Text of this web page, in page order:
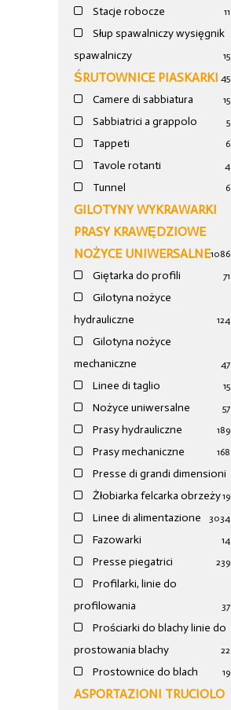
Stacje robocze 11
Słup spawalniczy wysięgnik
spawalniczy
15
ŚRUTOWNICE PIASKARKI 45
Camere di sabbiatura 15
Sabbiatrici a grappolo 5
Tappeti 6
Tavole rotanti 4
Tunnel 6
GILOTYNY WYKRAWARKI
PRASY KRAWĘDZIOWE
NOŻYCE UNIWERSALNE1086
Giętarka do profili 71
Gilotyna nożyce
hydrauliczne
124
Gilotyna nożyce
mechaniczne
47
Linee di taglio 15
Nożyce uniwersalne 57
Prasy hydrauliczne 189
Prasy mechaniczne 168
Presse di grandi dimensioni
19
Żłobiarka felcarka obrzeży
34
Linee di alimentazione 30
Fazowarki 14
Presse piegatrici 239
Profilarki, linie do
profilowania
37
Prościarki do blachy linie do
prostowania blachy
22
Prostownice do blach 19
ASPORTAZIONI TRUCIOLO